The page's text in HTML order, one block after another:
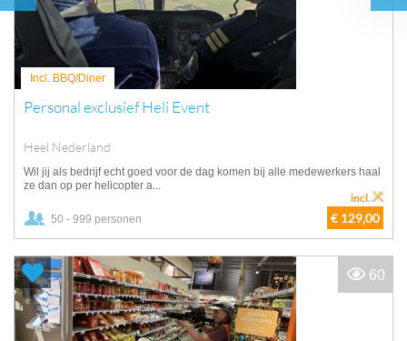
Incl. BBQ/Diner
Personal exclusief Heli Event
Heel Nederland
Wil jij als bedrijf echt goed voor de dag komen bij alle medewerkers haal
ze dan op per helicopter a...
50 - 999 personen € 129,00
incl.
60